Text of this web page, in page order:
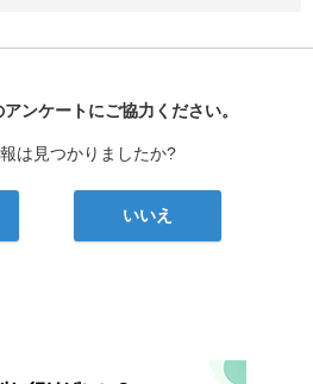
ンケートにご協力ください。
は見つかりましたか?
いいえ